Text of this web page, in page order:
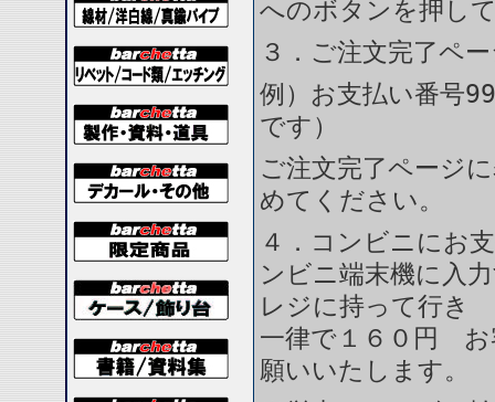
へのボタンを押し
３．ご注文完了ペ
例）お支払い番号
です）
ご注文完了ページ
めてください。
４．コンビニにお
ンビニ端末機に入
レジに持って行き
一律で１６０円 お
願いいたします。